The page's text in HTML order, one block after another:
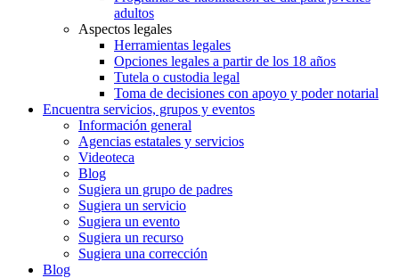
adultos
Aspectos legales
Herramientas legales
Opciones legales a partir de los 18 años
Tutela o custodia legal
Toma de decisiones con apoyo y poder notarial
Encuentra servicios, grupos y eventos
Información general
Agencias estatales y servicios
Videoteca
Blog
Sugiera un grupo de padres
Sugiera un servicio
Sugiera un evento
Sugiera un recurso
Sugiera una corrección
Blog